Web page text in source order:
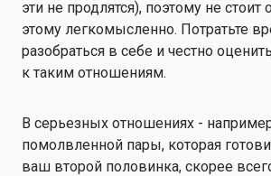
эти не продлятся), поэтому не стоит
этому легкомысленно. Потратьте
разобраться в себе и честно
к таким отношениям.
В серьезных отношениях -
помолвленной пары, которая
ваш второй половинка, скорее